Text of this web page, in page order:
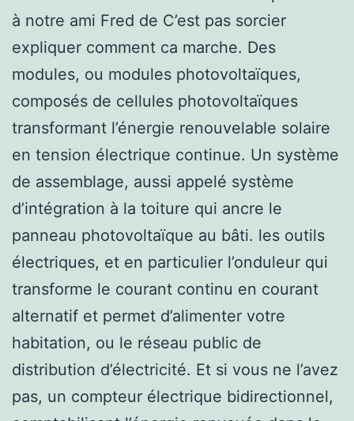
à notre ami Fred de C’est pas sorcier
expliquer comment ca marche. Des
modules, ou modules photovoltaïques,
composés de cellules photovoltaïques
transformant l’énergie renouvelable solaire
en tension électrique continue. Un système
de assemblage, aussi appelé système
d’intégration à la toiture qui ancre le
panneau photovoltaïque au bâti. les outils
électriques, et en particulier l’onduleur qui
transforme le courant continu en courant
alternatif et permet d’alimenter votre
habitation, ou le réseau public de
distribution d’électricité. Et si vous ne l’avez
pas, un compteur électrique bidirectionnel,